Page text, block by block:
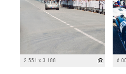
2 551 x 3 188 6